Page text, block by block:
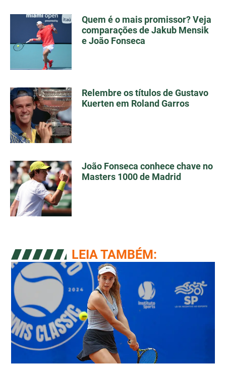
Quem é o mais promissor? Veja
comparações de Jakub Mensik
e João Fonseca
Relembre os títulos de Gustavo
Kuerten em Roland Garros
João Fonseca conhece chave no
Masters 1000 de Madrid
LEIA TAMBÉM: